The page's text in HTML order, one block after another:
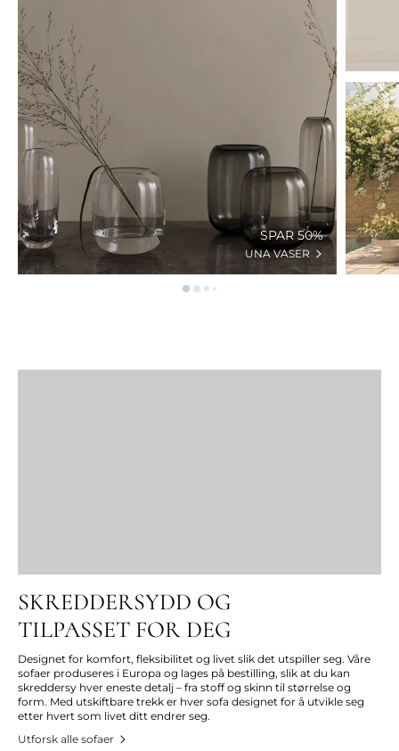
SPAR 50%
UNA VASER
SKREDDERSYDD OG
TILPASSET FOR DEG
Designet for komfort, fleksibilitet og livet slik det utspiller seg. Våre
sofaer produseres i Europa og lages på bestilling, slik at du kan
skreddersy hver eneste detalj – fra stoff og skinn til størrelse og
form. Med utskiftbare trekk er hver sofa designet for å utvikle seg
etter hvert som livet ditt endrer seg.
Utforsk alle sofaer